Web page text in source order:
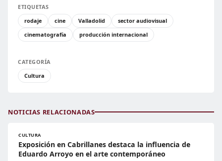
ETIQUETAS
rodaje
cine Valladolid
sector audiovisual
cinematografía
producción internacional
CATEGORÍA
Cultura
NOTICIAS RELACIONADAS
CULTURA
Exposición en Cabrillanes destaca la influencia de
Eduardo Arroyo en el arte contemporáneo